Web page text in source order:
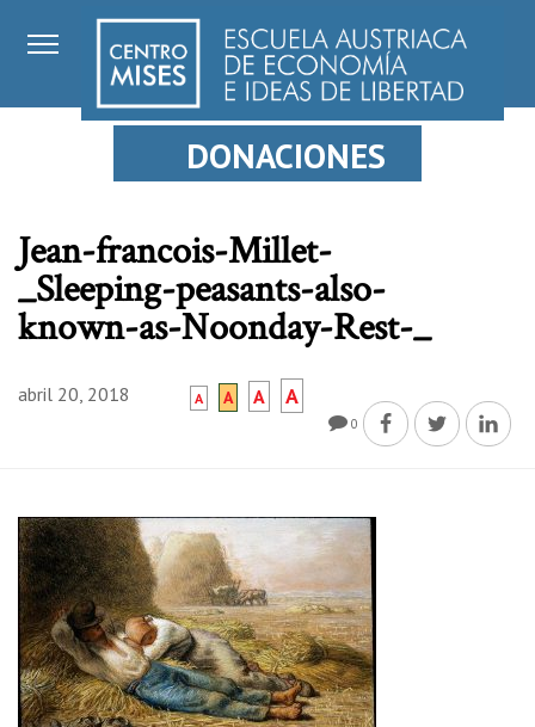
DONACIONES
Jean-francois-Millet-
_Sleeping-peasants-also-
known-as-Noonday-Rest-_
abril 20, 2018 A A A A
0